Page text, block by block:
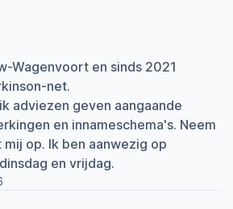
Wagenvoort en sinds 2021
net.
adviezen geven aangaande
en innameschema's. Neem
op. Ik ben aanwezig op
en vrijdag.